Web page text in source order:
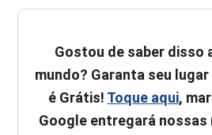
Gostou de saber disso
mundo? Garanta seu
é Grátis! Toque aqui,
Google entregará